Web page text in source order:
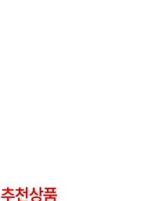
추천상품